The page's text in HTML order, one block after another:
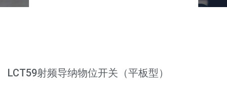
LCT59射频导纳物位开关（平板型）